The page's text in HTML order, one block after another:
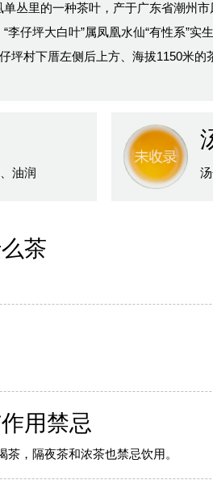
丛里的一种茶叶，产于广东省潮州
李仔坪大白叶”属凤凰水仙“有性系”实
坪村下厝左侧后上方、海拔1150米
油润
茶
用禁忌
，隔夜茶和浓茶也禁忌饮用。